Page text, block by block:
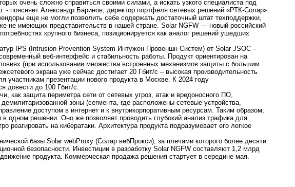
очень сложно справиться своими силами, а искать узкого специалиста под
- поясняет Александр Баринов, директор портфеля сетевых решений «РТК-Солар».
еще не могли позволить себе содержать достаточный штат техподдержки,
не имеющих представительств в нашей стране. Solar NGFW — новый российский
крупного бизнеса, позиционируется как аналог решений ушедших
IPS (Intrusion Prevention System Интужен Провеншн Систем) от Solar JSOC –
веб-интерфейс и стабильность работы. Продукт ориентирован на
(при использовании множества встроенных механизмов защиты с большим
экрана уже сейчас достигает 20 Гбит/с – высокая производительность
участникам презентации нового продукта в Москве. К 2024 году
довести до 100 Гбит/с.
как защита периметра сети от сетевых угроз, атак и вредоносного ПО,
зоны (сегмента, где расположены сетевые устройства,
доступом в интернет и к внутрикорпоративным ресурсам. Таким образом,
одном решении. Оно же позволяет проводить глубокий анализ трафика для
реагировать на кибератаки. Архитектура продукта подразумевает его легкое
базы Solar webProxy (Солар вебПрокси), за плечами которого более десяти
безопасности. Инвестиции в разработку Solar NGFW составляют 1,2 млрд
продукта. Коммерческая продажа решения стартует в середине мая.